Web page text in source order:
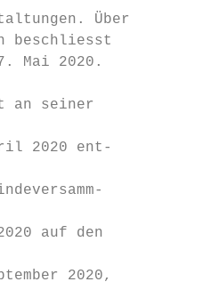
Über
beschliesst
Mai 2020.
an seiner
2020 ent-
auf den
2020,